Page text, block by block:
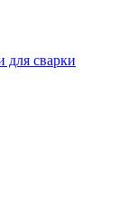
для сварки